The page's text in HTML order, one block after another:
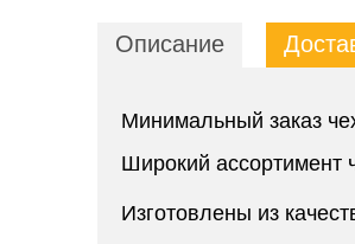
Описание
Минимальный заказ
Широкий ассортимент
Изготовлены из